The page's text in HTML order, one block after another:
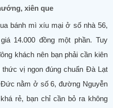
xiên que
bánh mì xíu mại ở số nhà 56,
14.000 đồng một phần. Tuy
khách nên bạn phải cần kiên
vị ngon đúng chuẩn Đà Lạt
nằm ở số 6, đường Nguyễn
rẻ, bạn chỉ cần bỏ ra không